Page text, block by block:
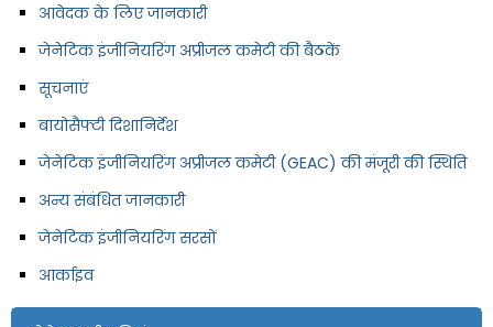
आवेदक के लिए जानकारी
जेनेटिक इंजीनियरिंग अप्रीजल कमेटी की बैठकें
सूचनाएं
बायोसैफ्टी दिशानिर्देश
जेनेटिक इंजीनियरिंग अप्रीजल कमेटी (GEAC) की मंजूरी की स्थिति
अन्य संबंधित जानकारी
जेनेटिक इंजीनियरिंग सरसों
आर्काइव